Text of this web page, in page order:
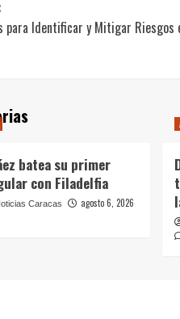
para Identificar y Mitigar Riesgos
batea su primer
con Filadelfia
Caracas agosto 6, 2026